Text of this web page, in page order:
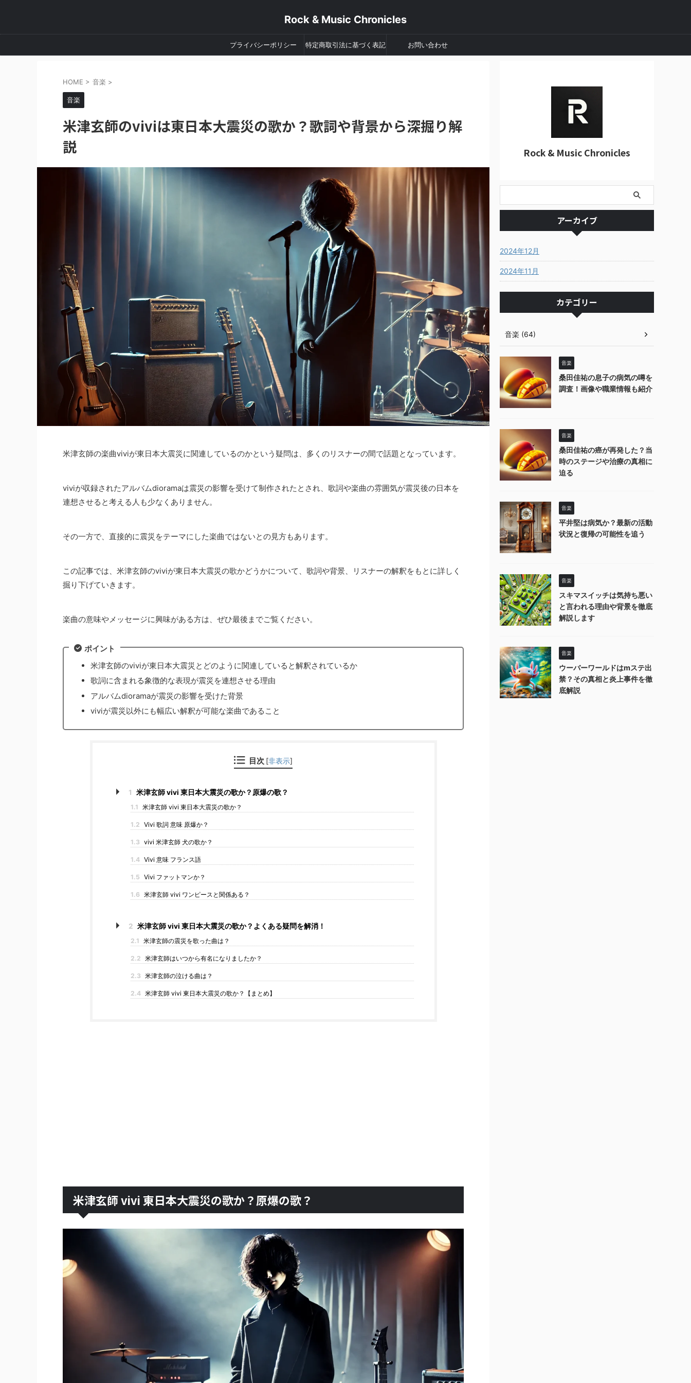
Rock & Music Chronicles
プライバシーポリシー 特定商取引法に基づく表記 お問い合わせ
HOME > 音楽 >
音楽
米津玄師のviviは東日本大震災の歌か？歌詞や背景から深掘り解
説
米津玄師の楽曲viviが東日本大震災に関連しているのかという疑問は、多くのリスナーの間で話題となっています。
viviが収録されたアルバムdioramaは震災の影響を受けて制作されたとされ、歌詞や楽曲の雰囲気が震災後の日本を
連想させると考える人も少なくありません。
その一方で、直接的に震災をテーマにした楽曲ではないとの見方もあります。
この記事では、米津玄師のviviが東日本大震災の歌かどうかについて、歌詞や背景、リスナーの解釈をもとに詳しく
掘り下げていきます。
楽曲の意味やメッセージに興味がある方は、ぜひ最後までご覧ください。
ポイント
米津玄師のviviが東日本大震災とどのように関連していると解釈されているか
歌詞に含まれる象徴的な表現が震災を連想させる理由
アルバムdioramaが震災の影響を受けた背景
viviが震災以外にも幅広い解釈が可能な楽曲であること
目次 [非表示]
1 米津玄師 vivi 東日本大震災の歌か？原爆の歌？
1.1 米津玄師 vivi 東日本大震災の歌か？
1.2 Vivi 歌詞 意味 原爆か？
1.3 vivi 米津玄師 犬の歌か？
1.4 Vivi 意味 フランス語
1.5 Vivi ファットマンか？
1.6 米津玄師 vivi ワンピースと関係ある？
2 米津玄師 vivi 東日本大震災の歌か？よくある疑問を解消！
2.1 米津玄師の震災を歌った曲は？
2.2 米津玄師はいつから有名になりましたか？
2.3 米津玄師の泣ける曲は？
2.4 米津玄師 vivi 東日本大震災の歌か？【まとめ】
米津玄師 vivi 東日本大震災の歌か？原爆の歌？
Rock & Music Chronicles
アーカイブ
2024年12月
2024年11月
カテゴリー
音楽 (64)
音楽
桑田佳祐の息子の病気の噂を
調査！画像や職業情報も紹介
音楽
桑田佳祐の癌が再発した？当
時のステージや治療の真相に
迫る
音楽
平井堅は病気か？最新の活動
状況と復帰の可能性を追う
音楽
スキマスイッチは気持ち悪い
と言われる理由や背景を徹底
解説します
音楽
ウーバーワールドはmステ出
禁？その真相と炎上事件を徹
底解説